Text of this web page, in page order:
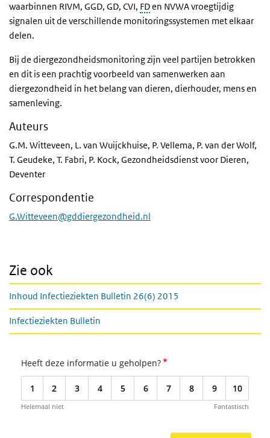
waarbinnen RIVM, GGD, GD, CVI, FDen NVWA vroegtijdig
signalen uit de verschillende monitoringssystemen met elkaar
delen.
Bij de diergezondheidsmonitoring zijn veel partijen betrokken
en dit is een prachtig voorbeeld van samenwerken aan
diergezondheid in het belang van dieren, dierhouder, mens en
samenleving.
Auteurs
G.M. Witteveen, L. van Wuijckhuise, P. Vellema, P. van der Wolf,
T. Geudeke, T. Fabri, P. Kock, Gezondheidsdienst voor Dieren,
Deventer
Correspondentie
G.Witteveen@gddiergezondheid.nl
Zie ook
Inhoud Infectieziekten Bulletin 26(6) 2015
Infectieziekten Bulletin
Heeft deze informatie u geholpen?*
1 2 3 4 5 6 7 8 9 10
Helemaal niet Fantastisch